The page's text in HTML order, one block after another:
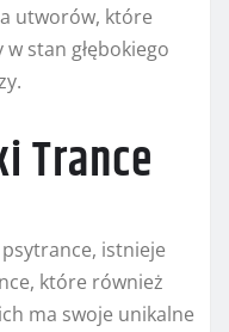
utworów, które
stan głębokiego
Trance
istnieje
które również
ma swoje unikalne